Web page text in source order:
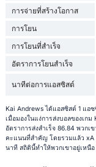
การจ่ายที่สร้างโอกาส
การโยน
การโยนที่สำเร็จ
อัตราการโยนสำเร็จ
นาทีต่อการแอสซิสต์
Kai Andrews ได้แอสซิสต์ 1 แอ
เมื่อมองในแง่การส่งบอลของเก
อัตราการส่งสำเร็จ 86.84 พวกเ
คะแนนที่สำคัญ โดยรวมแล้ว xA
นาที สถิตินี้ทำให้พวกเขาอยู่เหนื